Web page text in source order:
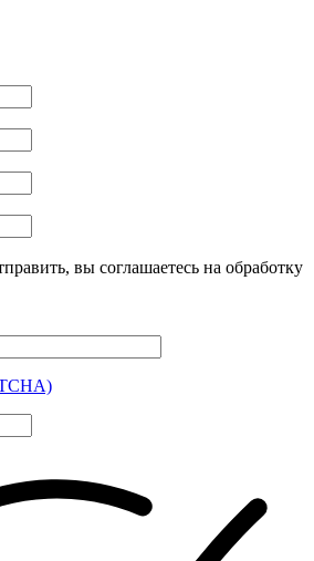
вы соглашаетесь на обработку